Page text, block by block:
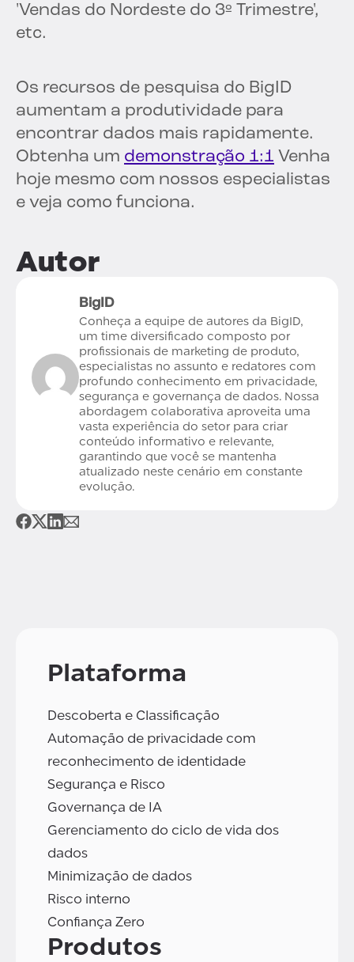
'Vendas do Nordeste do 3º Trimestre',
etc.
Os recursos de pesquisa do BigID
aumentam a produtividade para
encontrar dados mais rapidamente.
Obtenha um demonstração 1:1 Venha
hoje mesmo com nossos especialistas
e veja como funciona.
Autor
BigID
Conheça a equipe de autores da BigID,
um time diversificado composto por
profissionais de marketing de produto,
especialistas no assunto e redatores com
profundo conhecimento em privacidade,
segurança e governança de dados. Nossa
abordagem colaborativa aproveita uma
vasta experiência do setor para criar
conteúdo informativo e relevante,
garantindo que você se mantenha
atualizado neste cenário em constante
evolução.
Plataforma
Descoberta e Classificação
Automação de privacidade com
reconhecimento de identidade
Segurança e Risco
Governança de IA
Gerenciamento do ciclo de vida dos
dados
Minimização de dados
Risco interno
Confiança Zero
Produtos